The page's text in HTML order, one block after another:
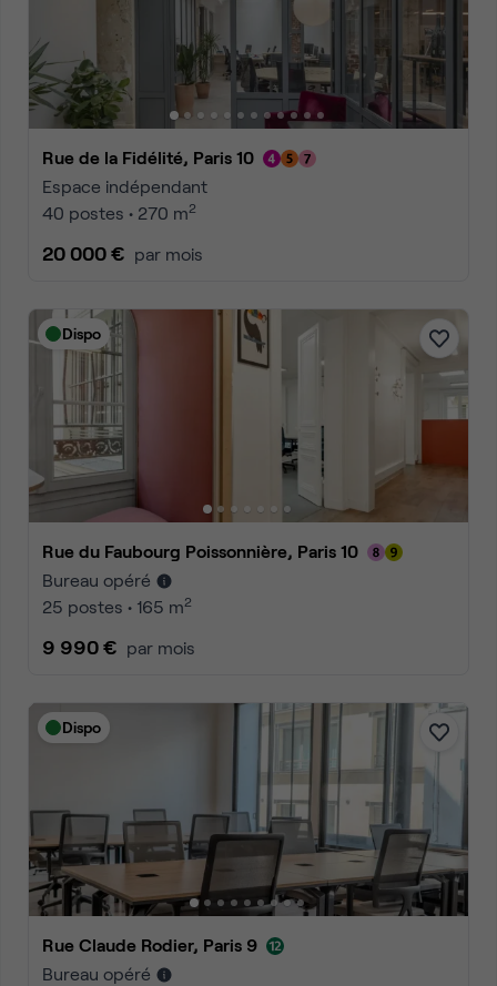
Rue de la Fidélité, Paris 10
Espace indépendant
40 postes • 270 m2
20 000 € par mois
Dispo
Rue du Faubourg Poissonnière, Paris 10
Bureau opéré
25 postes • 165 m2
9 990 € par mois
Dispo
Rue Claude Rodier, Paris 9
Bureau opéré